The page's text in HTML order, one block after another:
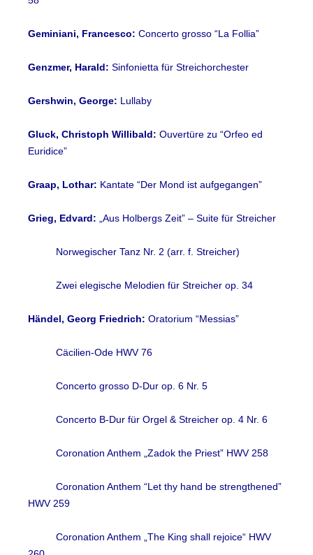
Geminiani, Francesco: Concerto grosso “La Follia”
Genzmer, Harald: Sinfonietta für Streichorchester
Gershwin, George: Lullaby
Gluck, Christoph Willibald: Ouvertüre zu “Orfeo ed
Euridice”
Graap, Lothar: Kantate “Der Mond ist aufgegangen”
Grieg, Edvard: „Aus Holbergs Zeit” – Suite für Streicher
Norwegischer Tanz Nr. 2 (arr. f. Streicher)
Zwei elegische Melodien für Streicher op. 34
Händel, Georg Friedrich: Oratorium “Messias”
Cäcilien-Ode HWV 76
Concerto grosso D-Dur op. 6 Nr. 5
Concerto B-Dur für Orgel & Streicher op. 4 Nr. 6
Coronation Anthem „Zadok the Priest” HWV 258
Coronation Anthem “Let thy hand be strengthened”
HWV 259
Coronation Anthem „The King shall rejoice“ HWV